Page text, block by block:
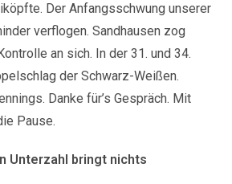
Der Anfangsschwung unserer
verflogen. Sandhausen zog
an sich. In der 31. und 34.
der Schwarz-Weißen.
Danke für’s Gespräch. Mit
Pause.
Unterzahl bringt nichts